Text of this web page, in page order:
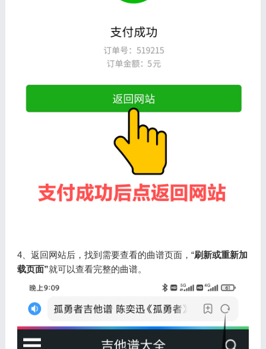
4、返回网站后，找到需要查看的曲谱页面，“刷新或重新加
载页面”就可以查看完整的曲谱。